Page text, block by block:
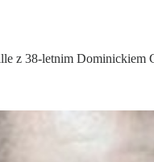
z 38-letnim Dominickiem